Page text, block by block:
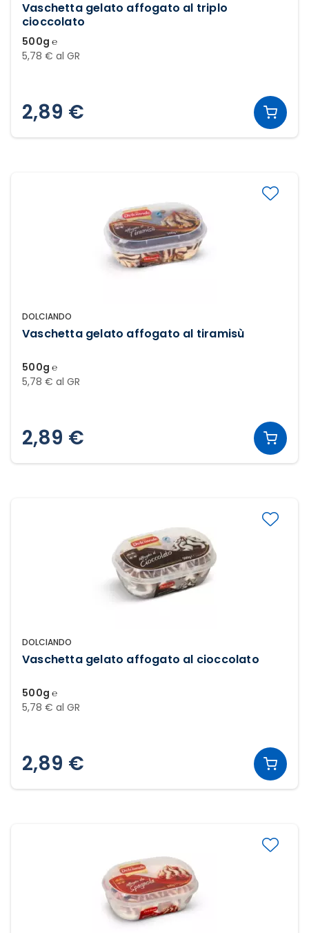
Vaschetta gelato affogato al triplo
cioccolato
500g ℮
5,78 € al GR
2,89 €
DOLCIANDO
Vaschetta gelato affogato al tiramisù
500g ℮
5,78 € al GR
2,89 €
DOLCIANDO
Vaschetta gelato affogato al cioccolato
500g ℮
5,78 € al GR
2,89 €